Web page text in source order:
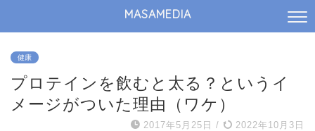
MASAMEDIA
健康
プロテインを飲むと太る？というイ
メージがついた理由（ワケ）
2017年5月25日 / 2022年10月3日